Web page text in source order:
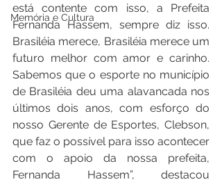
Memória e Cultura
está contente com isso, a Prefeita
Fernanda Hassem, sempre diz isso.
Brasiléia merece, Brasiléia merece um
futuro melhor com amor e carinho.
Sabemos que o esporte no município
de Brasiléia deu uma alavancada nos
últimos dois anos, com esforço do
nosso Gerente de Esportes, Clebson,
que faz o possível para isso acontecer
com o apoio da nossa prefeita,
Fernanda Hassem”, destacou